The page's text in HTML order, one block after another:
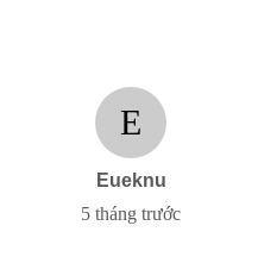
E
Eueknu
5 tháng trước